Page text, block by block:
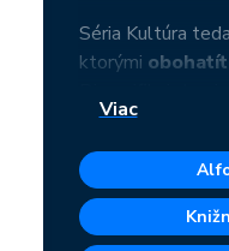
Séria Kultúra
ktorými
Viac